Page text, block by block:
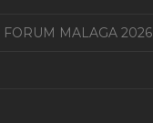
FORUM MALAGA 2026